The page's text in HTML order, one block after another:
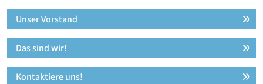
Unser Vorstand
Das sind wir!
Kontaktiere uns!